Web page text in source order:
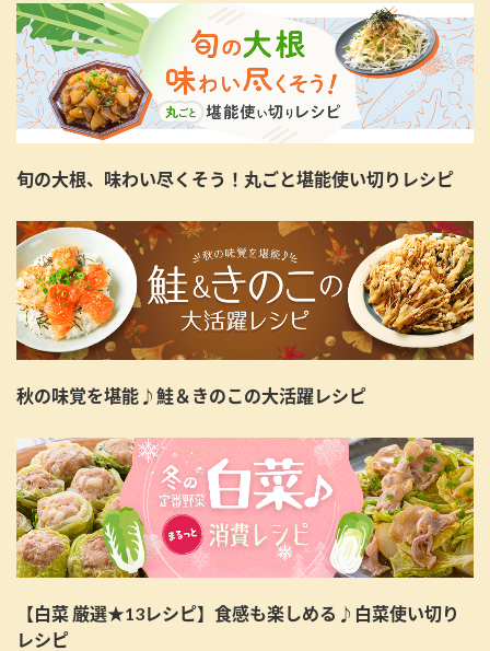
旬の大根、味わい尽くそう！丸ごと堪能使い切りレシピ
秋の味覚を堪能♪鮭＆きのこの大活躍レシピ
【白菜 厳選★13レシピ】食感も楽しめる♪白菜使い切り
レシピ